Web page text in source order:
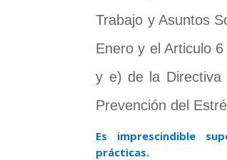
Trabajo y Asuntos
Enero y el Articulo
y e) de la Directiva
Prevención del
Es imprescindible
prácticas.